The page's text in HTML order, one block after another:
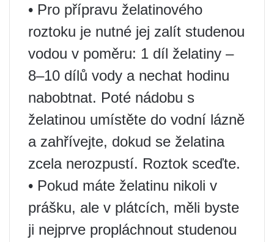
• Pro přípravu želatinového
roztoku je nutné jej zalít studenou
vodou v poměru: 1 díl želatiny –
8–10 dílů vody a nechat hodinu
nabobtnat. Poté nádobu s
želatinou umístěte do vodní lázně
a zahřívejte, dokud se želatina
zcela nerozpustí. Roztok sceďte.
• Pokud máte želatinu nikoli v
prášku, ale v plátcích, měli byste
ji nejprve propláchnout studenou